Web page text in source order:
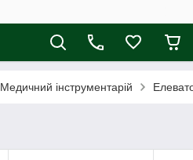
Медичний інструментарій